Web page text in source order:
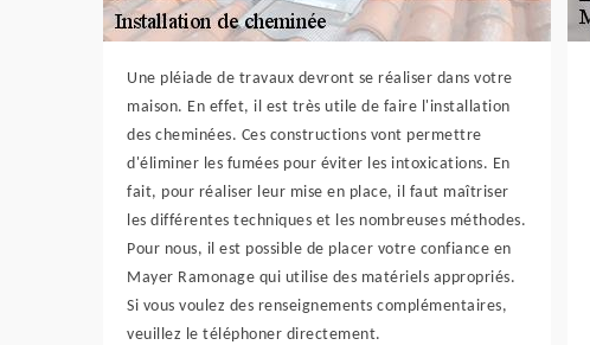
Une pléiade de travaux devront se réaliser dans votre
maison. En effet, il est très utile de faire l'installation
des cheminées. Ces constructions vont permettre
d'éliminer les fumées pour éviter les intoxications. En
fait, pour réaliser leur mise en place, il faut maîtriser
les différentes techniques et les nombreuses méthodes.
Pour nous, il est possible de placer votre confiance en
Mayer Ramonage qui utilise des matériels appropriés.
Si vous voulez des renseignements complémentaires,
veuillez le téléphoner directement.